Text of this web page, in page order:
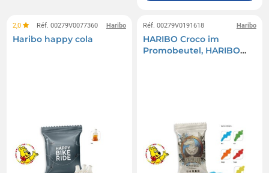
Haribo
2,0 Réf. 00279V0077360
Haribo happy cola
Haribo
Réf. 00279V0191618
HARIBO Croco im
Promobeutel, HARIBO